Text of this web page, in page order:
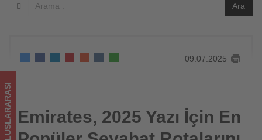
Seyahat
Rotalarını
Arama
Trendlerine
Göre
Ara
09.07.2025
Emirates, 2025 Yazı İçin En Popüler Seyahat Rotalarını Arama
Trendlerine Göre Açıkladı
ULUSLARARASI Emirates, 2025 Yazı İçin En